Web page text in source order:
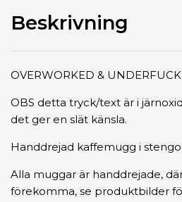
Beskrivning
OVERWORKED &
OBS detta tryck/text är i
det ger en slät känsla.
Handdrejad kaffemugg i
Alla muggar är handdrejade,
förekomma, se produktbilder